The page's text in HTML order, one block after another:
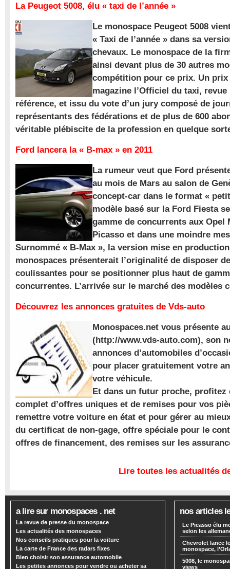
La Peugeot 5008, élu « taxi de l’année »
Le monospace Peugeot 5008
« Taxi de l’année » dans sa
chevaux. Le monospace de la
ainsi devant plus de 30 autres
compétition pour ce prix. Un
magazine l’Officiel du taxi,
référence, et issu du vote d’un jury composé de
représentants des fédérations et de plus de 600
véritable plébiscite de la profession en quelque
Ford lancera la « B-max » en 2011
La rumeur veut que Ford
au mois de Mars au salon de
concept-car dans le format «
modèle basé sur la Ford Fiesta
gamme de concurrents aux Opel
Picasso et dans une moindre
Surnommé « B-Max », la version mise en
monospaces présenterait l’originalité de disposer
coulissantes pour se positionner plus haut de
concurrentes. L’arrivée sur le marché des modèles
Découvrez les annonces gratuites de Vds-auto
Monospaces.net vous présente
(http://www.vds-auto.com), son
annonces d’automobiles
pour placer gratuitement votre
votre véhicule.
Et dans un futur proche, profitez
complet d’offres uniques et de remises pour vos
remettre votre voiture en état et pour gérer au
du certificat de non-gage, offre spéciale pour le
offres de financement, des remises sur les
Lire toutes les actualités
a lire sur monospaces . net
La revue de presse du monospace
Les actualités des monospaces
Nos conseils pratiques pour la voiture
La carte de France des radars fixes
Bien choisir son assurance automobile
Les petites annonces pour vendre ou acheter sa
nos articles
Le Picasso élu
selon les
Chevrolet lance
monospace,
5008, le
views